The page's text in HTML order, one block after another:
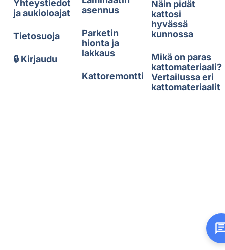
Yhteystiedot
ja aukioloajat
Tietosuoja
🔒 Kirjaudu
asennus
Parketin
hionta ja
lakkaus
Kattoremontti
Näin pidät
kattosi
hyvässä
kunnossa
Mikä on paras
kattomateriaali?
Vertailussa eri
kattomateriaalit